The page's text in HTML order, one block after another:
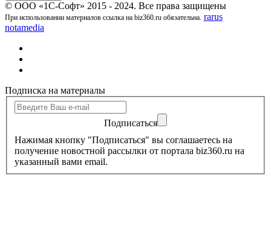
© ООО «1С-Софт» 2015 - 2024. Все права защищены
При использовании материалов ссылка на biz360.ru обязательна. rarus
notamedia
Подписка на материалы
Подписаться
Нажимая кнопку "Подписаться" вы соглашаетесь на
получение новостной рассылки от портала biz360.ru на
указанный вами email.